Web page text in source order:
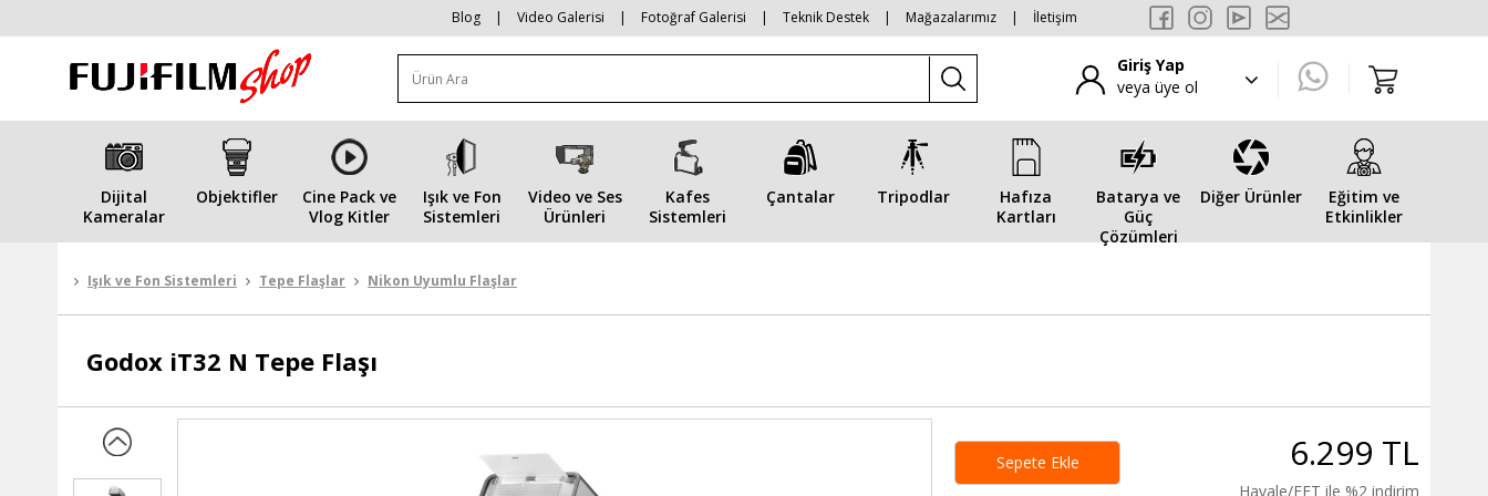
Blog | Video Galerisi | Fotoğraf Galerisi | Teknik Destek | Mağazalarımız | İletişim
Giriş Yap
veya üye ol
Dijital
Kameralar
Objektifler
Cine Pack ve
Vlog Kitler
Işık ve Fon
Sistemleri
Video ve Ses
Ürünleri
Kafes
Sistemleri
Çantalar Tripodlar
Hafıza
Kartları
Batarya ve
Güç
Çözümleri
Diğer Ürünler
Eğitim ve
Etkinlikler
Işık ve Fon Sistemleri Tepe Flaşlar Nikon Uyumlu Flaşlar
Godox iT32 N Tepe Flaşı
Sepete Ekle 6.299 TL
Havale/EFT ile %2 indirim